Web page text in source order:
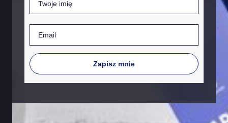
Zapisz mnie